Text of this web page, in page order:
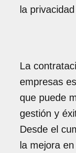
la
La
empresas
que puede
gestión y
Desde el
la mejora